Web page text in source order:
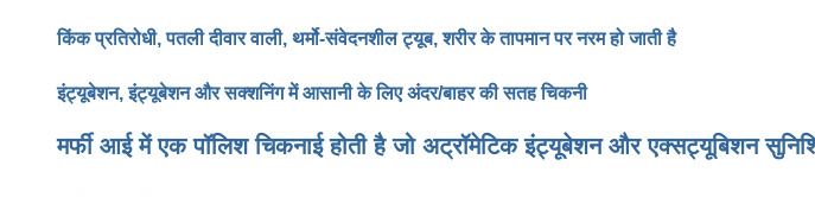
किंक प्रतिरोधी, पतली दीवार वाली, थर्मो-संवेदनशील ट्यूब, शरीर के तापमान पर नरम हो जाती है
इंट्यूबेशन, इंट्यूबेशन और सक्शनिंग में आसानी के लिए अंदर/बाहर की सतह चिकनी
मर्फी आई में एक पॉलिश चिकनाई होती है जो अट्रॉमेटिक इंट्यूबेशन और एक्सट्यूबिशन